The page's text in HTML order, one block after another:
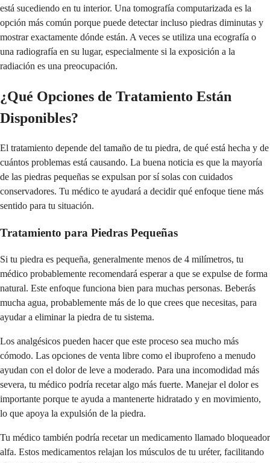
está sucediendo en tu interior. Una tomografía computarizada es la
opción más común porque puede detectar incluso piedras diminutas y
mostrar exactamente dónde están. A veces se utiliza una ecografía o
una radiografía en su lugar, especialmente si la exposición a la
radiación es una preocupación.
¿Qué Opciones de Tratamiento Están
Disponibles?
El tratamiento depende del tamaño de tu piedra, de qué está hecha y de
cuántos problemas está causando. La buena noticia es que la mayoría
de las piedras pequeñas se expulsan por sí solas con cuidados
conservadores. Tu médico te ayudará a decidir qué enfoque tiene más
sentido para tu situación.
Tratamiento para Piedras Pequeñas
Si tu piedra es pequeña, generalmente menos de 4 milímetros, tu
médico probablemente recomendará esperar a que se expulse de forma
natural. Este enfoque funciona bien para muchas personas. Beberás
mucha agua, probablemente más de lo que crees que necesitas, para
ayudar a eliminar la piedra de tu sistema.
Los analgésicos pueden hacer que este proceso sea mucho más
cómodo. Las opciones de venta libre como el ibuprofeno a menudo
ayudan con el dolor de leve a moderado. Para una incomodidad más
severa, tu médico podría recetar algo más fuerte. Manejar el dolor es
importante porque te ayuda a mantenerte hidratado y en movimiento,
lo que apoya la expulsión de la piedra.
Tu médico también podría recetar un medicamento llamado bloqueador
alfa. Estos medicamentos relajan los músculos de tu uréter, facilitando